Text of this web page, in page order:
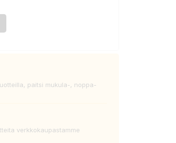
paitsi mukula-, noppa-
verkkokaupastamme